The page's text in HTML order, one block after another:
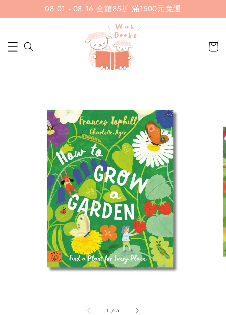
08.01 - 08.16 全館85折 滿1500元免運
1 /5